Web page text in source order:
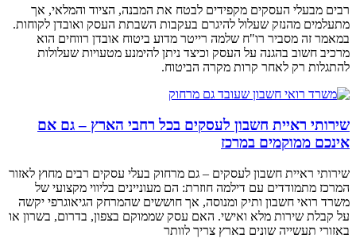
רבים מבעלי העסקים מקפידים לבטח את המבנה, הציוד והמלאי, אך
מתעלמים מהנזק שעלול להיגרם בעקבות השבתת העסק ואובדן לקוחות.
במאמר זה מסביר רו"ח שלמה רייטר מדוע ביטוח אובדן רווחים הוא
מרכיב חשוב בהגנה על העסק וכיצד ניתן להימנע מטעויות שעלולות
להתגלות רק לאחר קרות מקרה הביטוח.
שירותי ראיית חשבון לעסקים בכל רחבי הארץ – גם אם
אינכם ממוקמים במרכז
שירותי ראיית חשבון לעסקים – גם מרחוק בעלי עסקים רבים מחוץ לאזור
המרכז מתמודדים עם דילמה חוזרת: הם מעוניינים בליווי מקצועי של
משרד רואי חשבון ותיק ומנוסה, אך חוששים שהמרחק הגיאוגרפי יקשה
על קבלת שירות מלא ואישי. האם עסק שממוקם בצפון, בדרום, בשרון או
באזורי תעשייה שונים בארץ צריך לוותר